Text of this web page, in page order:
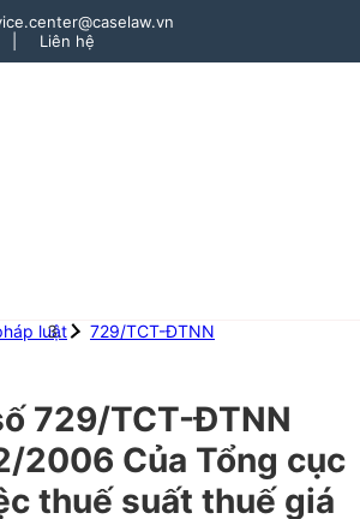
Liên hệ
luật 729/TCT-ĐTNN
729/TCT-ĐTNN
2006 Của Tổng cục
thuế suất thuế giá